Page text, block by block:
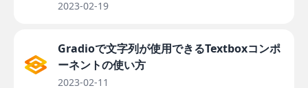
2023-02-19
Gradioで文字列が使用できるTextboxコンポ
ーネントの使い方
2023-02-11